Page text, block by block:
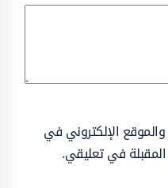
الإلكتروني في
في تعليقي.